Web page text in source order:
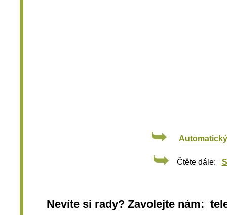
Čtěte dále:
Nevíte si rady? Zavolejte nám: